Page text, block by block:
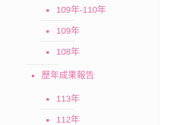
109年-110年
109年
108年
歷年成果報告
113年
112年